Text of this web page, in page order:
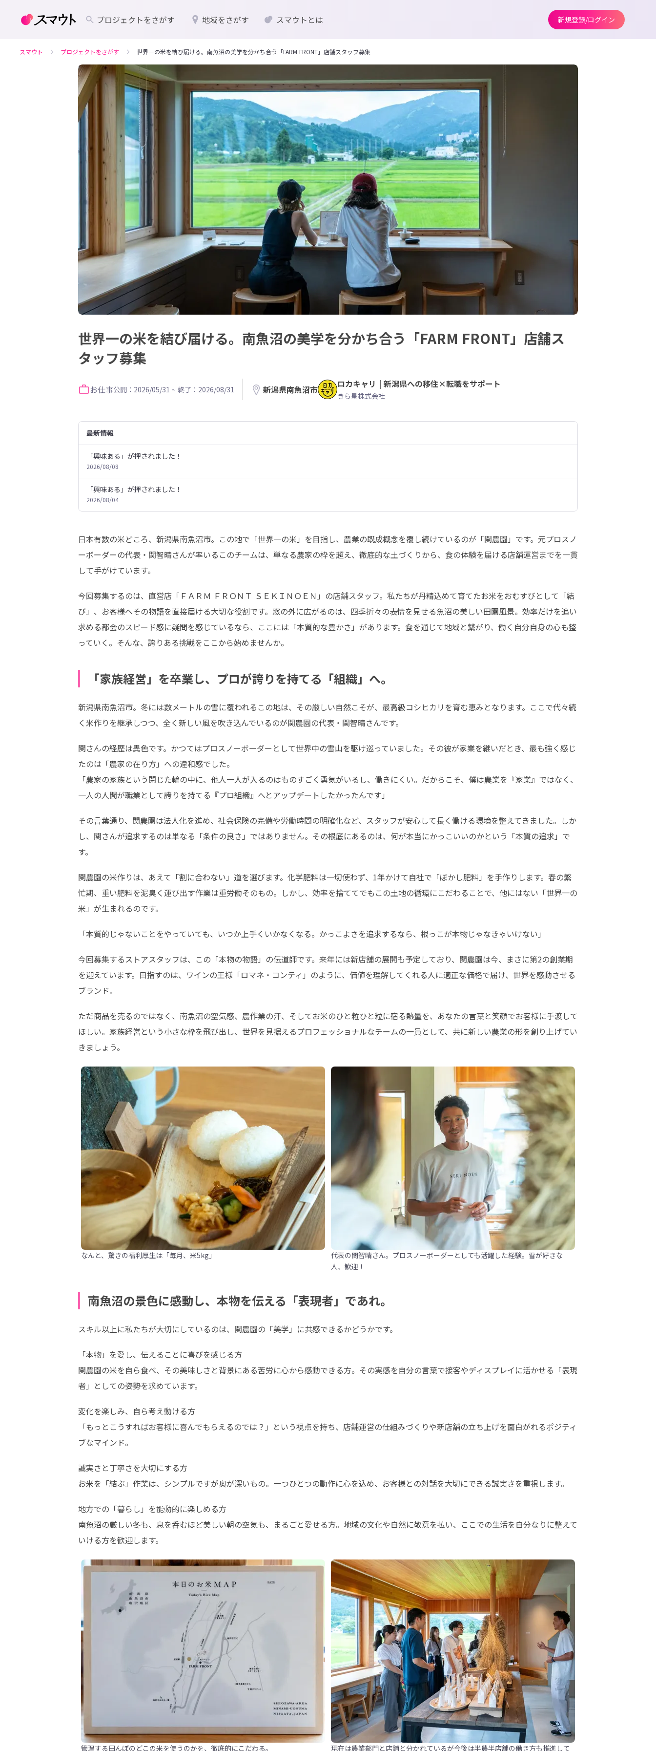
プロジェクトをさがす 地域をさがす スマウトとは 新規登録/ログイン
スマウト プロジェクトをさがす 世界一の米を結び届ける。南魚沼の美学を分かち合う「FARM FRONT」店舗スタッフ募集
世界一の米を結び届ける。南魚沼の美学を分かち合う「FARM FRONT」店舗ス
タッフ募集
お仕事公開：2026/05/31 ~ 終了：2026/08/31 新潟県南魚沼市 ロカキャリ | 新潟県への移住×転職をサポート
きら星株式会社
最新情報
「興味ある」が押されました！
2026/08/08
「興味ある」が押されました！
2026/08/04
日本有数の米どころ、新潟県南魚沼市。この地で「世界一の米」を目指し、農業の既成概念を覆し続けているのが「関農園」です。元プロスノ
ーボーダーの代表・関智晴さんが率いるこのチームは、単なる農家の枠を超え、徹底的な土づくりから、食の体験を届ける店舗運営までを一貫
して手がけています。
今回募集するのは、直営店「ＦＡＲＭ ＦＲＯＮＴ ＳＥＫＩＮＯＥＮ」の店舗スタッフ。私たちが丹精込めて育てたお米をおむすびとして「結
び」、お客様へその物語を直接届ける大切な役割です。窓の外に広がるのは、四季折々の表情を見せる魚沼の美しい田園風景。効率だけを追い
求める都会のスピード感に疑問を感じているなら、ここには「本質的な豊かさ」があります。食を通じて地域と繋がり、働く自分自身の心も整
っていく。そんな、誇りある挑戦をここから始めませんか。
「家族経営」を卒業し、プロが誇りを持てる「組織」へ。
新潟県南魚沼市。冬には数メートルの雪に覆われるこの地は、その厳しい自然こそが、最高級コシヒカリを育む恵みとなります。ここで代々続
く米作りを継承しつつ、全く新しい風を吹き込んでいるのが関農園の代表・関智晴さんです。
関さんの経歴は異色です。かつてはプロスノーボーダーとして世界中の雪山を駆け巡っていました。その彼が家業を継いだとき、最も強く感じ
たのは「農家の在り方」への違和感でした。
「農家の家族という閉じた輪の中に、他人一人が入るのはものすごく勇気がいるし、働きにくい。だからこそ、僕は農業を『家業』ではなく、
一人の人間が職業として誇りを持てる『プロ組織』へとアップデートしたかったんです」
その言葉通り、関農園は法人化を進め、社会保険の完備や労働時間の明確化など、スタッフが安心して長く働ける環境を整えてきました。しか
し、関さんが追求するのは単なる「条件の良さ」ではありません。その根底にあるのは、何が本当にかっこいいのかという「本質の追求」で
す。
関農園の米作りは、あえて「割に合わない」道を選びます。化学肥料は一切使わず、1年かけて自社で「ぼかし肥料」を手作りします。春の繁
忙期、重い肥料を泥臭く運び出す作業は重労働そのもの。しかし、効率を捨ててでもこの土地の循環にこだわることで、他にはない「世界一の
米」が生まれるのです。
「本質的じゃないことをやっていても、いつか上手くいかなくなる。かっこよさを追求するなら、根っこが本物じゃなきゃいけない」
今回募集するストアスタッフは、この「本物の物語」の伝道師です。来年には新店舗の展開も予定しており、関農園は今、まさに第2の創業期
を迎えています。目指すのは、ワインの王様「ロマネ・コンティ」のように、価値を理解してくれる人に適正な価格で届け、世界を感動させる
ブランド。
ただ商品を売るのではなく、南魚沼の空気感、農作業の汗、そしてお米のひと粒ひと粒に宿る熱量を、あなたの言葉と笑顔でお客様に手渡して
ほしい。家族経営という小さな枠を飛び出し、世界を見据えるプロフェッショナルなチームの一員として、共に新しい農業の形を創り上げてい
きましょう。
なんと、驚きの福利厚生は「毎月、米5kg」
代表の関智晴さん。プロスノーボーダーとしても活躍した経験。雪が好きな
人、歓迎！
南魚沼の景色に感動し、本物を伝える「表現者」であれ。
スキル以上に私たちが大切にしているのは、関農園の「美学」に共感できるかどうかです。
「本物」を愛し、伝えることに喜びを感じる方
関農園の米を自ら食べ、その美味しさと背景にある苦労に心から感動できる方。その実感を自分の言葉で接客やディスプレイに活かせる「表現
者」としての姿勢を求めています。
変化を楽しみ、自ら考え動ける方
「もっとこうすればお客様に喜んでもらえるのでは？」という視点を持ち、店舗運営の仕組みづくりや新店舗の立ち上げを面白がれるポジティ
ブなマインド。
誠実さと丁寧さを大切にする方
お米を「結ぶ」作業は、シンプルですが奥が深いもの。一つひとつの動作に心を込め、お客様との対話を大切にできる誠実さを重視します。
地方での「暮らし」を能動的に楽しめる方
南魚沼の厳しい冬も、息を呑むほど美しい朝の空気も、まるごと愛せる方。地域の文化や自然に敬意を払い、ここでの生活を自分なりに整えて
いける方を歓迎します。
管理する田んぼのどこの米を使うのかを、徹底的にこだわる。 現在は農業部門と店舗と分かれているが今後は半農半店舗の働き方も推進して